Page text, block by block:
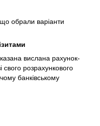
обрали варіанти
вислана рахунок-
розрахункового
банківському